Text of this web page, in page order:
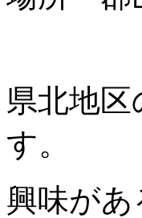
県北地
す。
興味が